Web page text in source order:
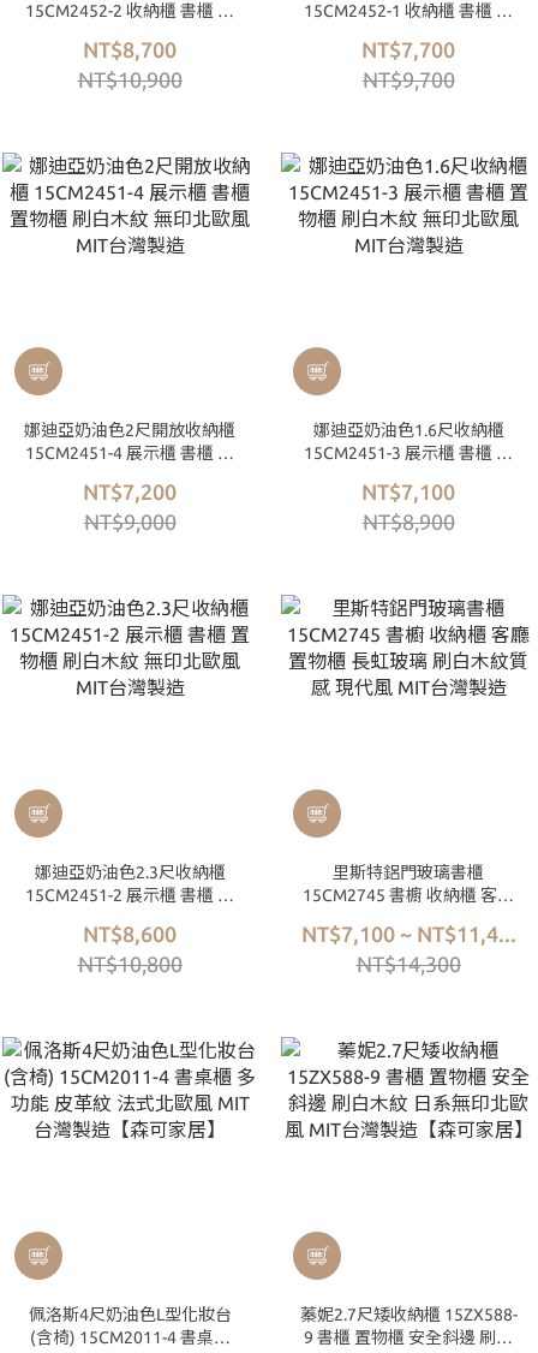
15CM2452-2 收納櫃 書櫃 置
MIT台灣製造
NT$8,700
NT$10,900
15CM2452-1 收納櫃 書櫃 置
MIT台灣製造
NT$7,700
NT$9,700
娜迪亞奶油色2尺開放收納櫃
15CM2451-4 展示櫃 書櫃 置
MIT台灣製造
NT$7,200
NT$9,000
娜迪亞奶油色1.6尺收納櫃
15CM2451-3 展示櫃 書櫃 置
MIT台灣製造
NT$7,100
NT$8,900
娜迪亞奶油色2.3尺收納櫃
15CM2451-2 展示櫃 書櫃 置
MIT台灣製造
NT$8,600
NT$10,800
里斯特鋁門玻璃書櫃
15CM2745 書櫥 收納櫃 客廳
感 現代風 MIT台灣製造
NT$7,100 ~ NT$11,4...
NT$14,300
佩洛斯4尺奶油色L型化妝台
(含椅) 15CM2011-4 書桌櫃
蓁妮2.7尺矮收納櫃 15ZX588-
9 書櫃 置物櫃 安全斜邊 刷白